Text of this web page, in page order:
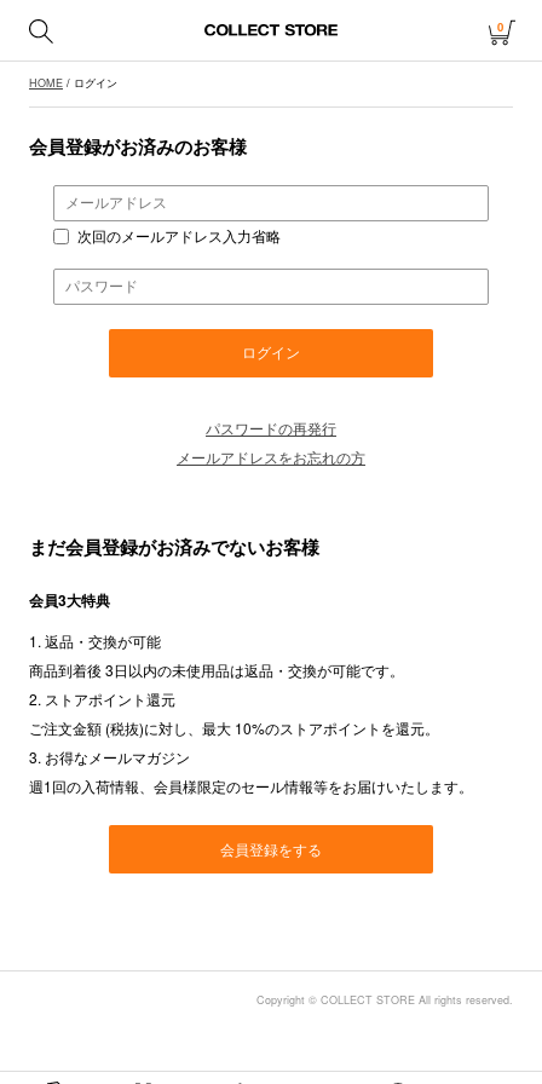
0
HOME / ログイン
会員登録がお済みのお客様
次回のメールアドレス入力省略
パスワードの再発行
メールアドレスをお忘れの方
まだ会員登録がお済みでないお客様
会員3大特典
1. 返品・交換が可能
商品到着後 3日以内の未使用品は返品・交換が可能です。
2. ストアポイント還元
ご注文金額 (税抜)に対し、最大 10%のストアポイントを還元。
3. お得なメールマガジン
週1回の入荷情報、会員様限定のセール情報等をお届けいたします。
会員登録をする
Copyright © COLLECT STORE All rights reserved.